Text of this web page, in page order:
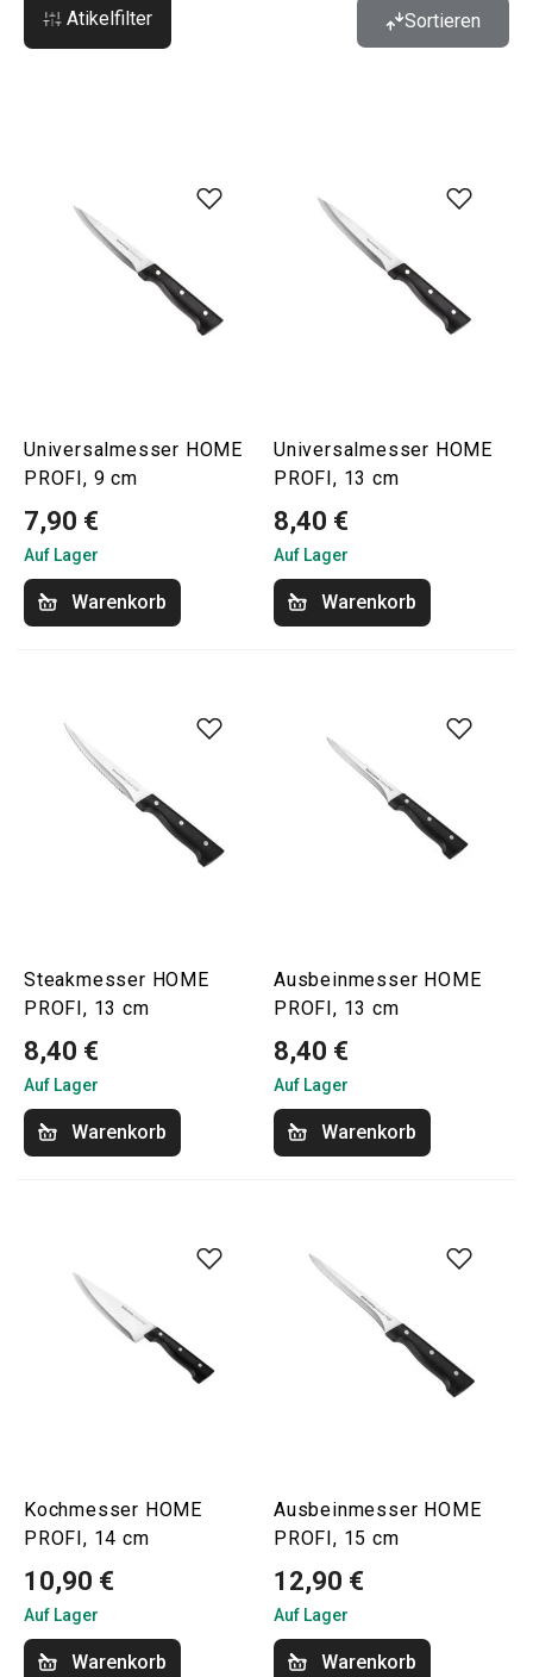
Atikelfilter Sortieren
Universalmesser HOME
PROFI, 9 cm
7,90 €
Auf Lager
Warenkorb
Universalmesser HOME
PROFI, 13 cm
8,40 €
Auf Lager
Warenkorb
Steakmesser HOME
PROFI, 13 cm
8,40 €
Auf Lager
Warenkorb
Ausbeinmesser HOME
PROFI, 13 cm
8,40 €
Auf Lager
Warenkorb
Kochmesser HOME
PROFI, 14 cm
10,90 €
Auf Lager
Warenkorb
Ausbeinmesser HOME
PROFI, 15 cm
12,90 €
Auf Lager
Warenkorb